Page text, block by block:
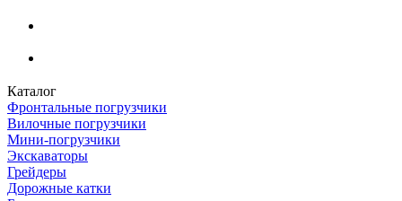
Каталог
Фронтальные погрузчики
Вилочные погрузчики
Мини-погрузчики
Экскаваторы
Грейдеры
Дорожные катки